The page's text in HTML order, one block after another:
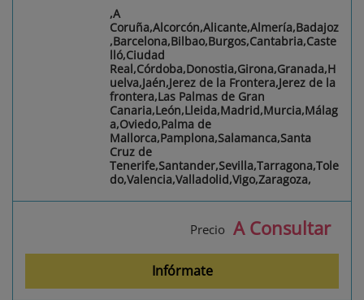
,A
Coruña,Alcorcón,Alicante,Almería,Badajoz
,Barcelona,Bilbao,Burgos,Cantabria,Caste
lló,Ciudad
Real,Córdoba,Donostia,Girona,Granada,H
uelva,Jaén,Jerez de la Frontera,Jerez de la
frontera,Las Palmas de Gran
Canaria,León,Lleida,Madrid,Murcia,Málag
a,Oviedo,Palma de
Mallorca,Pamplona,Salamanca,Santa
Cruz de
Tenerife,Santander,Sevilla,Tarragona,Tole
do,Valencia,Valladolid,Vigo,Zaragoza,
Precio A Consultar
Infórmate